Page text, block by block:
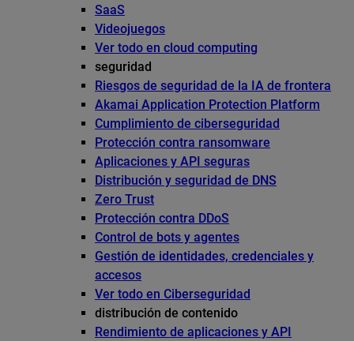
SaaS
Videojuegos
Ver todo en cloud computing
seguridad
Riesgos de seguridad de la IA de frontera
Akamai Application Protection Platform
Cumplimiento de ciberseguridad
Protección contra ransomware
Aplicaciones y API seguras
Distribución y seguridad de DNS
Zero Trust
Protección contra DDoS
Control de bots y agentes
Gestión de identidades, credenciales y
accesos
Ver todo en Ciberseguridad
distribución de contenido
Rendimiento de aplicaciones y API